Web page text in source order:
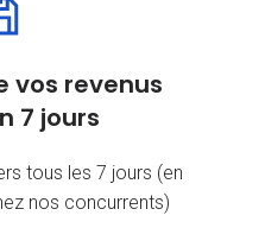
vos revenus
7 jours
tous les 7 jours (en
nos concurrents)